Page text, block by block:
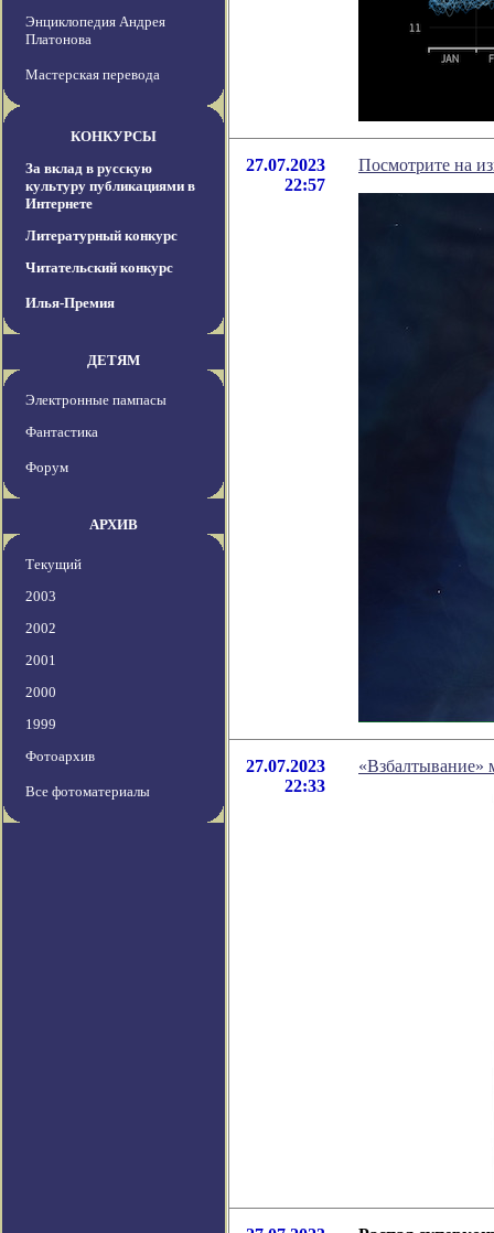
Энциклопедия Андрея
Платонова
Мастерская перевода
КОНКУРСЫ
За вклад в русскую
культуру публикациями в
Интернете
Литературный конкурс
Читательский конкурс
Илья-Премия
ДЕТЯМ
Электронные пампасы
Фантастика
Форум
АРХИВ
Текущий
2003
2002
2001
2000
1999
Фотоархив
Все фотоматериалы
27.07.2023
22:57
Посмотрите на
27.07.2023
22:33
«Взбалтывание»